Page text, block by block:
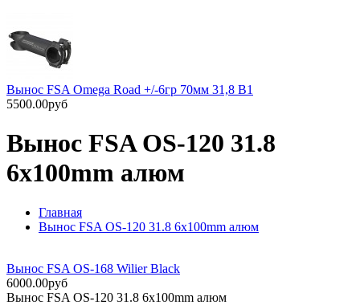
Вынос FSA Omega Road +/-6гр 70мм 31,8 B1
5500.00руб
Вынос FSA OS-120 31.8
6x100mm алюм
Главная
Вынос FSA OS-120 31.8 6x100mm алюм
Вынос FSA OS-168 Wilier Black
6000.00руб
Вынос FSA OS-120 31.8 6x100mm алюм